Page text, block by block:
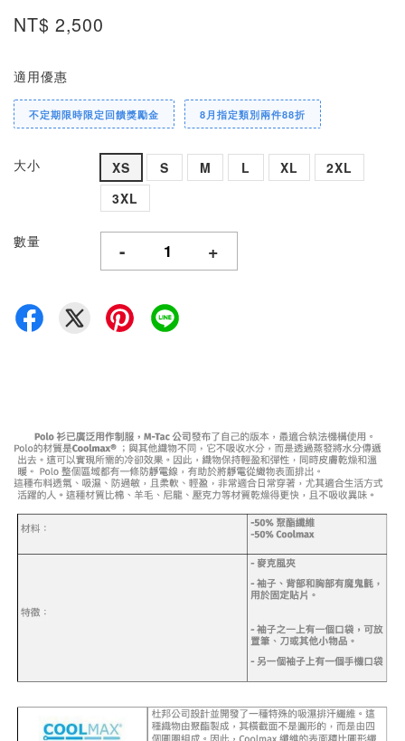
NT$ 2,500
適用優惠
不定期限時限定回饋獎勵金 8月指定類別兩件88折
大小 XS S M L XL
2XL
3XL
數量 - +